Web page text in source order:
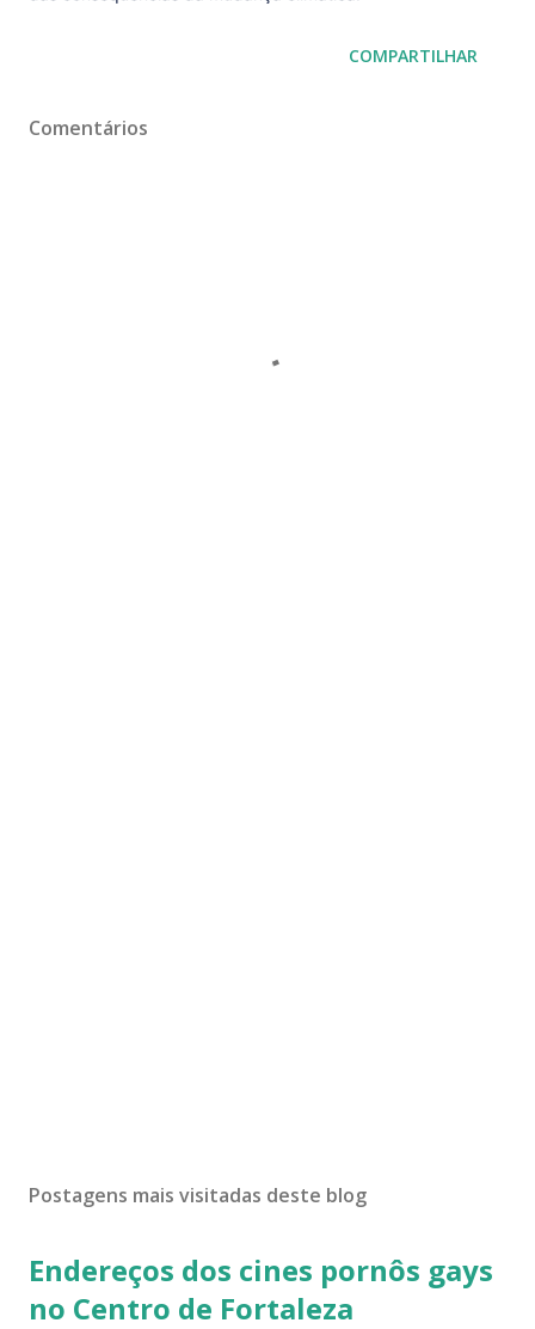
COMPARTILHAR
Comentários
Postagens mais visitadas deste blog
Endereços dos cines pornôs gays
no Centro de Fortaleza